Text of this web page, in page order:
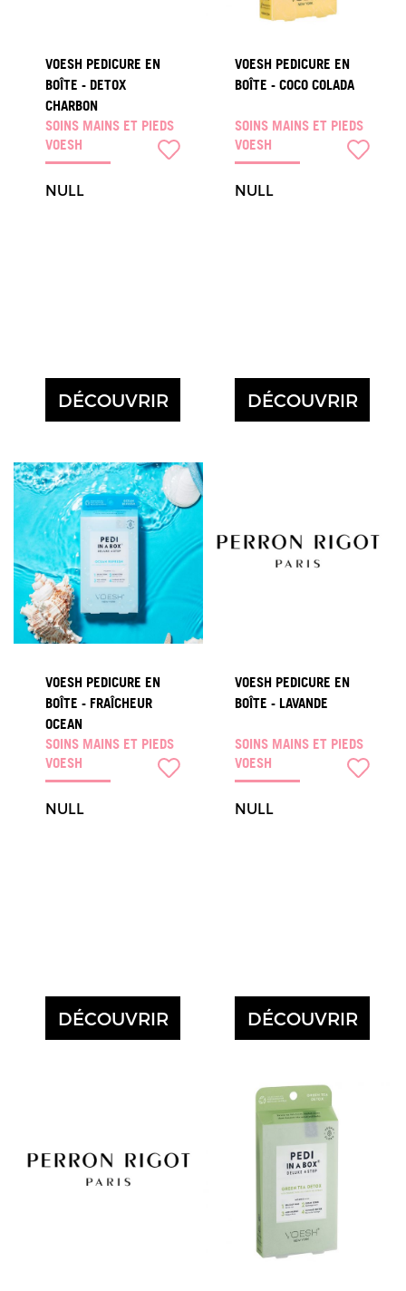
VOESH PEDICURE EN
BOÎTE - DETOX
CHARBON
SOINS MAINS ET PIEDS
VOESH
NULL
DÉCOUVRIR
VOESH PEDICURE EN
BOÎTE - COCO COLADA
SOINS MAINS ET PIEDS
VOESH
NULL
DÉCOUVRIR
VOESH PEDICURE EN
BOÎTE - FRAÎCHEUR
OCEAN
SOINS MAINS ET PIEDS
VOESH
NULL
DÉCOUVRIR
VOESH PEDICURE EN
BOÎTE - LAVANDE
SOINS MAINS ET PIEDS
VOESH
NULL
DÉCOUVRIR